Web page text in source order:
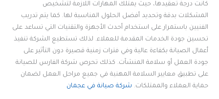
كانت درجة تعقيدها، حيث يمتلك المهارات اللازمة لتشخيص
المشكلات بدقة وتحديد أفضل الحلول المناسبة لها. كما يتم تدريب
الفنيين باستمرار على استخدام أحدث الأجهزة والتقنيات التي تساعد على
تحسين جودة الخدمات المقدمة للعملاء. لذلك تستطيع الشركة تنفيذ
أعمال الصيانة بكفاءة عالية وفي فترات زمنية قصيرة دون التأثير على
جودة العمل أو سلامة المنشآت. كذلك تحرص شركة الفارس للصيانة
على تطبيق معايير السلامة المهنية في جميع مراحل العمل لضمان
حماية العملاء والممتلكات. شركة صيانة في عجمان